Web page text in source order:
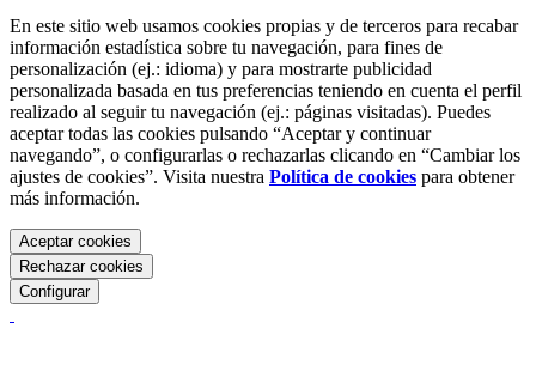
En este sitio web usamos cookies propias y de terceros para recabar
información estadística sobre tu navegación, para fines de
personalización (ej.: idioma) y para mostrarte publicidad
personalizada basada en tus preferencias teniendo en cuenta el perfil
realizado al seguir tu navegación (ej.: páginas visitadas). Puedes
aceptar todas las cookies pulsando “Aceptar y continuar
navegando”, o configurarlas o rechazarlas clicando en “Cambiar los
ajustes de cookies”. Visita nuestra Política de cookies para obtener
más información.
Aceptar cookies
Rechazar cookies
Configurar